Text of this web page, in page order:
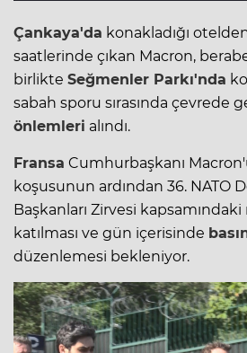
Çankaya'da konakladığı
saatlerinde çıkan Macron,
birlikte Seğmenler Parkı'nda
sabah sporu sırasında çevrede
önlemleri alındı.
Fransa Cumhurbaşkanı
koşusunun ardından 36. NATO
Başkanları Zirvesi
katılması ve gün içerisinde
düzenlemesi bekleniyor.